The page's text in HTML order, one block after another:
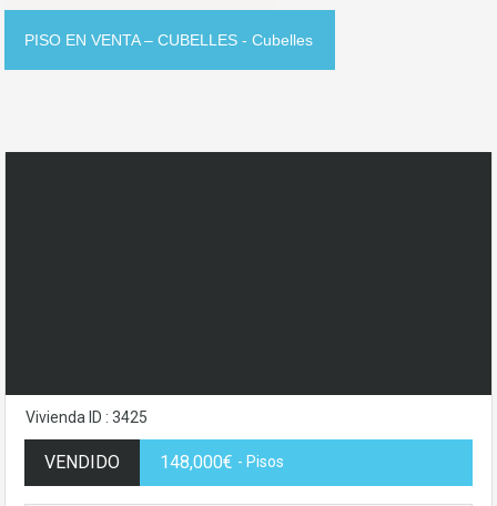
PISO EN VENTA – CUBELLES - Cubelles
Vivienda ID : 3425
VENDIDO 148,000€ - Pisos